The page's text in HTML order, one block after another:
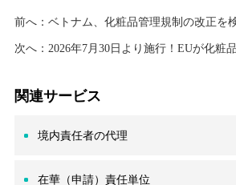
前へ： ベトナム、化粧品管理規制の改正を
次へ： 2026年7月30日より施行！EUが化粧品成分名称表
関連サービス
境内責任者の代理
在華（申請）責任単位